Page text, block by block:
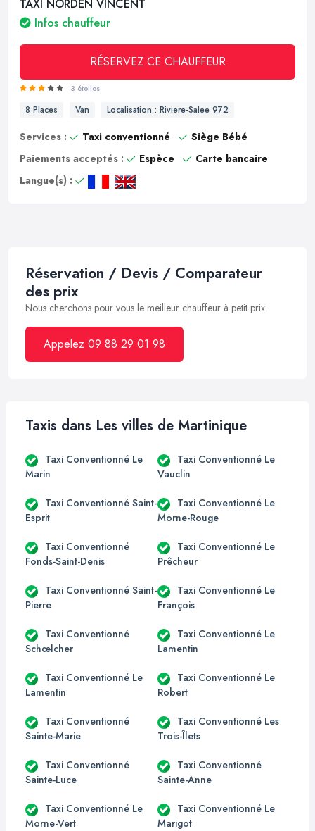
TAXI NORDEN VINCENT
Infos chauffeur
RÉSERVEZ CE CHAUFFEUR
3 étoiles
8 Places Van Localisation : Riviere-Salee 972
Services : Taxi conventionné
Siège Bébé
Paiements acceptés :
Espèce
Carte bancaire
Langue(s) :
Réservation / Devis / Comparateur
des prix
Nous cherchons pour vous le meilleur chauffeur à petit prix
Appelez 09 88 29 01 98
Taxis dans Les villes de Martinique
Taxi Conventionné Le
Marin
Taxi Conventionné Le
Vauclin
Taxi Conventionné Saint-
Esprit
Taxi Conventionné Le
Morne-Rouge
Taxi Conventionné
Fonds-Saint-Denis
Taxi Conventionné Le
Prêcheur
Taxi Conventionné Saint-
Pierre
Taxi Conventionné Le
François
Taxi Conventionné
Schœlcher
Taxi Conventionné Le
Lamentin
Taxi Conventionné Le
Lamentin
Taxi Conventionné Le
Robert
Taxi Conventionné
Sainte-Marie
Taxi Conventionné Les
Trois-Îlets
Taxi Conventionné
Sainte-Luce
Taxi Conventionné
Sainte-Anne
Taxi Conventionné Le
Morne-Vert
Taxi Conventionné Le
Marigot